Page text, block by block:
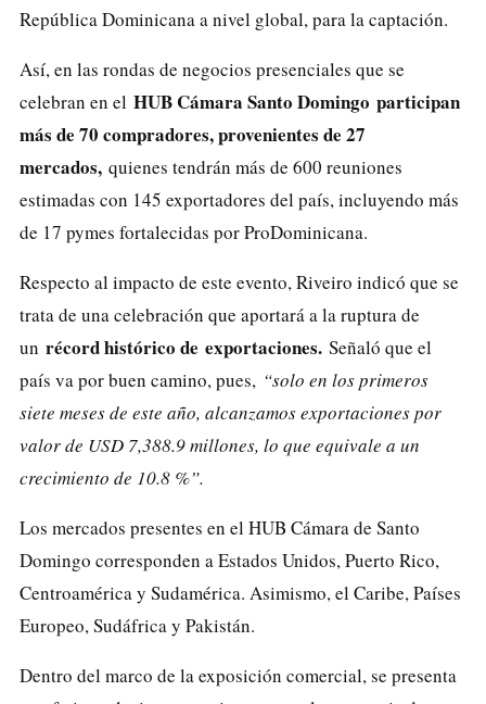
República Dominicana a nivel global, para la captación.
Así, en las rondas de negocios presenciales que se
celebran en el HUB Cámara Santo Domingo participan
más de 70 compradores, provenientes de 27
mercados, quienes tendrán más de 600 reuniones
estimadas con 145 exportadores del país, incluyendo más
de 17 pymes fortalecidas por ProDominicana.
Respecto al impacto de este evento, Riveiro indicó que se
trata de una celebración que aportará a la ruptura de
un récord histórico de exportaciones. Señaló que el
país va por buen camino, pues, “solo en los primeros
siete meses de este año, alcanzamos exportaciones por
valor de USD 7,388.9 millones, lo que equivale a un
crecimiento de 10.8 %”.
Los mercados presentes en el HUB Cámara de Santo
Domingo corresponden a Estados Unidos, Puerto Rico,
Centroamérica y Sudamérica. Asimismo, el Caribe, Países
Europeo, Sudáfrica y Pakistán.
Dentro del marco de la exposición comercial, se presenta